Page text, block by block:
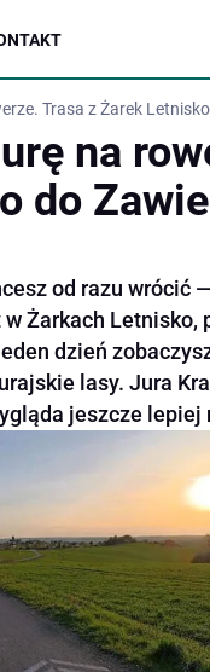
Trasa z Żarek
na
do
od razu wrócić
Żarkach Letnisko,
dzień
lasy. Jura
jeszcze lepiej